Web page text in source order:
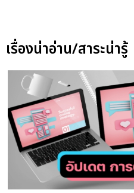
เรื่องน่าอ่าน/สาระน่ารู้